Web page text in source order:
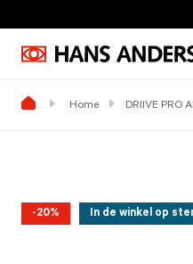
Home DRIIVE PRO
-20% In de winkel op